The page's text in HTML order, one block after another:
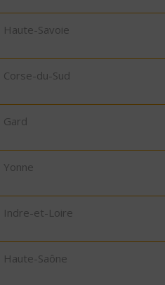
Haute-Savoie
Corse-du-Sud
Gard
Yonne
Indre-et-Loire
Haute-Saône